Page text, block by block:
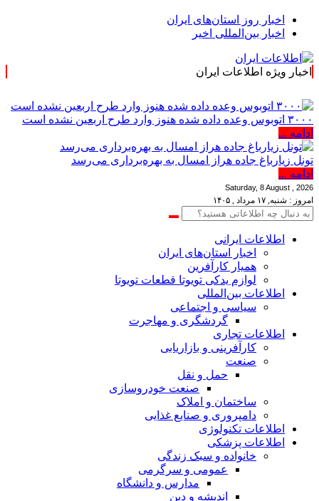
اخبار روز استان‌های ایران
اخبار بین‌المللی اخیر
اخبار ویژه اطلاعات ایران
۳۰۰۰ اتوبوس وعده داده شده هنوز وارد طرح اربعین نشده است
ادامه ...
تونل زیارباغ جاده هراز امسال به بهره‌برداری می‌رسد
ادامه ...
Saturday, 8 August , 2026
امروز : شنبه, ۱۷ مرداد , ۱۴۰۵
اطلاعات‌ ‎ایرانی
اخبار استان‌های ایران
همیار کارآفرین
لوازم یدکی تویوتا قطعات تویوتا
اطلاعات بین‌المللی
سیاسی و اجتماعی
گردشگری و مهاجرت
اطلاعات تجاری
کارآفرینی و بازاریابی
صنعت
حمل و نقل
صنعت خودروسازی
ساختمان و املاک
دامپروری و صنایع غذایی
اطلاعات تکنولوژی
اطلاعات پزشکی
خانواده و سبک زندگی
عمومی و سرگرمی
مدارس و دانشگاه
اندیشه و دین